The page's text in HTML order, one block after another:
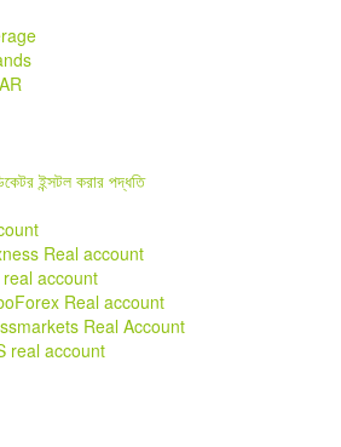
ইন্সটল করার পদ্ধতি
Real account
account
Real account
Real Account
real account